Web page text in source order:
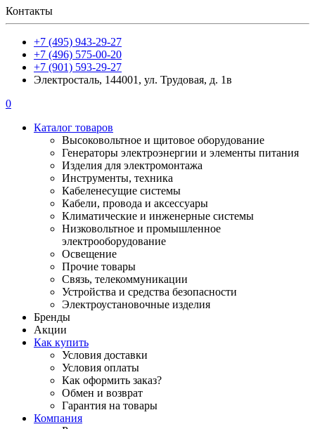
Контакты
+7 (495) 943-29-27
+7 (496) 575-00-20
+7 (901) 593-29-27
Электросталь, 144001, ул. Трудовая, д. 1в
0
Каталог товаров
Высоковольтное и щитовое оборудование
Генераторы электроэнергии и элементы питания
Изделия для электромонтажа
Инструменты, техника
Кабеленесущие системы
Кабели, провода и аксессуары
Климатические и инженерные системы
Низковольтное и промышленное
электрооборудование
Освещение
Прочие товары
Связь, телекоммуникации
Устройства и средства безопасности
Электроустановочные изделия
Бренды
Акции
Как купить
Условия доставки
Условия оплаты
Как оформить заказ?
Обмен и возврат
Гарантия на товары
Компания